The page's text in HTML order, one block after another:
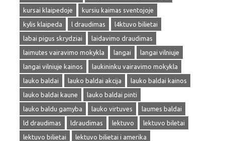
kursai klaipedoje
kursiu kaimas sventojoje
kylis klaipeda
l draudimas
l4ktuvo bilietai
labai pigus skrydziai
laidavimo draudimas
laimutes vairavimo mokykla
langai
langai vilniuje
langai vilniuje kainos
laukininku vairavimo mokykla
lauko baldai
lauko baldai akcija
lauko baldai kainos
lauko baldai kaune
lauko baldai pinti
lauko baldu gamyba
lauko virtuves
laumes baldai
ld draudimas
ldraudimas lektuvo
lektuvo biletai
lektuvo bilietai
lektuvo bilietai i amerika